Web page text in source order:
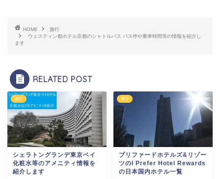
HOME
旅行
ウェスティン都ホテル京都のシャトルバス バス停や乗車時間等の情報を紹介し
ます
RELATED POST
旅行
シェラトングランデ東京ベイ
化粧水等のアメニティ情報を
紹介します
旅行
プリファードホテルズ&リゾー
ツのI Prefer Hotel Rewards
の日本国内ホテル一覧